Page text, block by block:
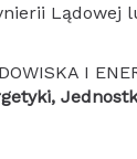
Lądowej
I